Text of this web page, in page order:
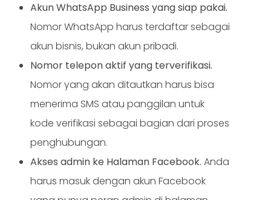
Akun WhatsApp Business yang siap pakai.
Nomor WhatsApp harus terdaftar sebagai
akun bisnis, bukan akun pribadi.
Nomor telepon aktif yang terverifikasi.
Nomor yang akan ditautkan harus bisa
menerima SMS atau panggilan untuk
kode verifikasi sebagai bagian dari proses
penghubungan.
Akses admin ke Halaman Facebook. Anda
harus masuk dengan akun Facebook